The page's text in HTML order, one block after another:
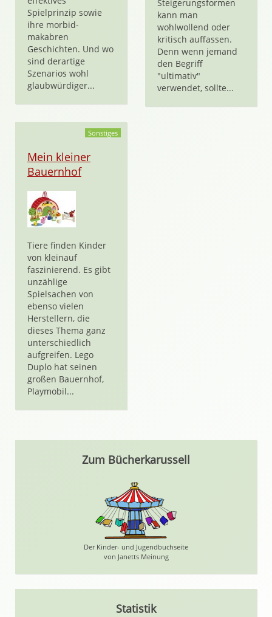
Spielprinzip sowie
ihre morbid-
makabren
Geschichten. Und wo
sind derartige
Szenarios wohl
glaubwürdiger...
Steigerungsformen
kann man
wohlwollend oder
kritisch auffassen.
Denn wenn jemand
den Begriff
"ultimativ"
verwendet, sollte...
Sonstiges
Mein kleiner
Bauernhof
Tiere finden Kinder
von kleinauf
faszinierend. Es gibt
unzählige
Spielsachen von
ebenso vielen
Herstellern, die
dieses Thema ganz
unterschiedlich
aufgreifen. Lego
Duplo hat seinen
großen Bauernhof,
Playmobil...
Zum Bücherkarussell
Der Kinder- und Jugendbuchseite
von Janetts Meinung
Statistik